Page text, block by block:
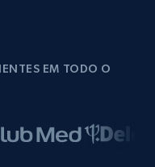
EM TODO O